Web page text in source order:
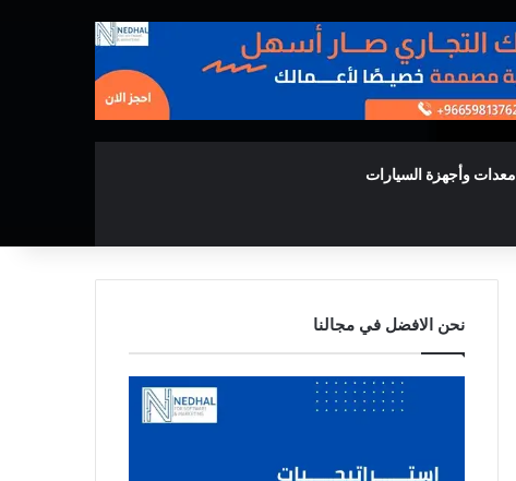
معدات وأجهزة السيارات
نحن الافضل في مجالنا